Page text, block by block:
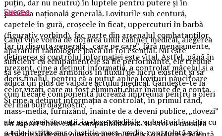
puțin, dar nu neutru) în luptele pentru putere și în
păruiala națională generală. Loviturile sub centură,
capetele în gură, croșeele în ficat, uppercuturi în barbă
(figurativ vorbind), fac parte din arsenalul combatanților.
Iar în disputa generală, „care pe care”, fără menajamente,
deținerea și controlul informației este vital. Astfel, până în
prezent, cine a deținut informația, a controlat măcelul și a
decis finalul, pentru că a putut aplica lovituri năucitoare
celor vizați, care au fost eliminați chiar înainte de a conta.
Și cine a deținut informația a controlat, în primul rând,
mass-media, furnizând, înainte de a deveni publice, „dovezi”
ale așa zisei vinovații, în doze credibile, substituid justiția cu
o tele-justiție sau o justiție mass-media, controlată prin
Succes
Când vine vorba de dotarea unui cabinet medical, alegerea
aparaturii radiologice joacă un rol esențial. Nu este
suficient ca echipamentele să fie performante, ele trebuie
să se integreze armonios în fluxul de lucru existent și să
aducă un plus de valoare actului medical. Gândește-te la
cum fiecare componentă lucrează împreună pentru a oferi
cel mai bun diagnostic.
Un aspect cheie este compatibilitatea. Nu vrei ca noua ta